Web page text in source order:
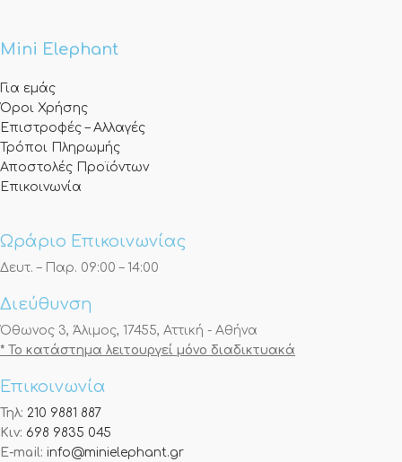
Mini Elephant
Για εμάς
Όροι Χρήσης
Επιστροφές – Αλλαγές
Τρόποι Πληρωμής
Αποστολές Προϊόντων
Επικοινωνία
Ωράριο Επικοινωνίας
Δευτ. – Παρ. 09:00 – 14:00
Διεύθυνση
Όθωνος 3, Άλιμος, 17455, Αττική - Αθήνα
* Το κατάστημα λειτουργεί μόνο διαδικτυακά
Επικοινωνία
Τηλ: 210 9881 887
Κιν: 698 9835 045
E-mail: info@minielephant.gr